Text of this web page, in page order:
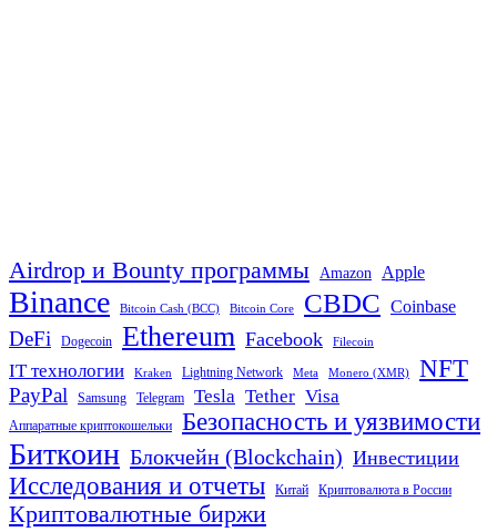
Airdrop и Bounty программы Amazon Apple
Binance Bitcoin Cash (BCC) Bitcoin Core CBDC Coinbase
DeFi Dogecoin Ethereum Facebook Filecoin
IT технологии Kraken Lightning Network Meta Monero (XMR) NFT
PayPal Samsung Telegram Tesla Tether Visa
Аппаратные криптокошельки Безопасность и уязвимости
Биткоин Блокчейн (Blockchain) Инвестиции
Исследования и отчеты Китай Криптовалюта в России
Криптовалютные биржи